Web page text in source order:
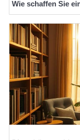
Wie schaffen Sie